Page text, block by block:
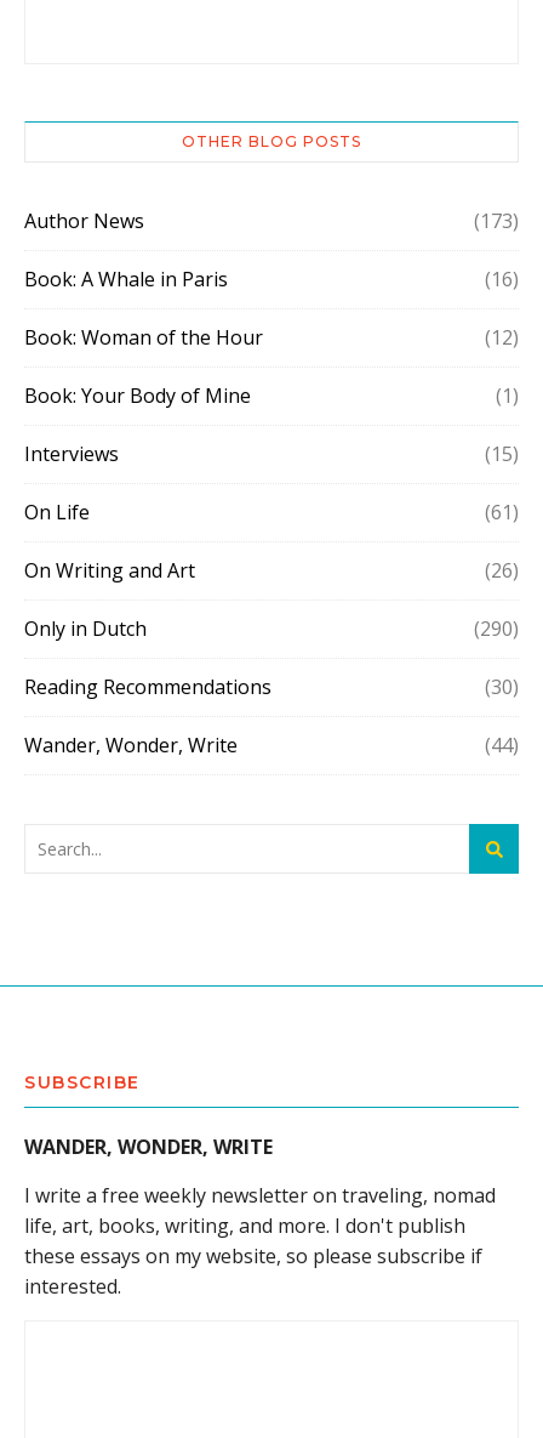
OTHER BLOG POSTS
Author News (173)
Book: A Whale in Paris (16)
Book: Woman of the Hour (12)
Book: Your Body of Mine (1)
Interviews (15)
On Life (61)
On Writing and Art (26)
Only in Dutch (290)
Reading Recommendations (30)
Wander, Wonder, Write (44)
SUBSCRIBE
WANDER, WONDER, WRITE
I write a free weekly newsletter on traveling, nomad
life, art, books, writing, and more. I don't publish
these essays on my website, so please subscribe if
interested.